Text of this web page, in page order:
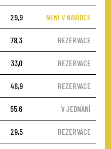
29,9 NENÍ V NABÍDCE
78,3 REZERVACE
33,0 REZERVACE
46,9 REZERVACE
55,6 V JEDNÁNÍ
29,5 REZERVACE